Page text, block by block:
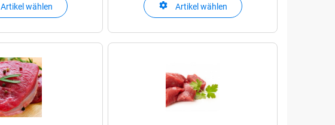
Artikel wählen Artikel wählen